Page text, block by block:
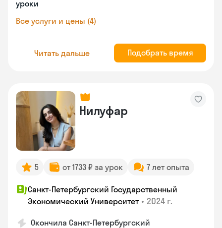
уроки
Все услуги и цены (4)
Читать дальше Подобрать время
Нилуфар
5 от 1733 ₽ за урок 7 лет опыта
Санкт-Петербургский Государственный
Экономический Университет • 2024 г.
Окончила Санкт-Петербургский